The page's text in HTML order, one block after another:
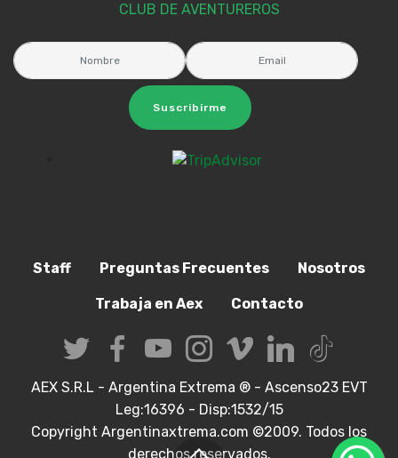
CLUB DE AVENTUREROS
Suscribirme
Staff Preguntas Frecuentes Nosotros
Trabaja en Aex Contacto
AEX S.R.L - Argentina Extrema ® - Ascenso23 EVT
Leg:16396 - Disp:1532/15
Copyright Argentinaxtrema.com ©2009. Todos los
derechos reservados.